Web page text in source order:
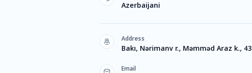
Azerbaijani
Address
Bakı, Nərimanv r., Məmməd Araz k., 43
Email